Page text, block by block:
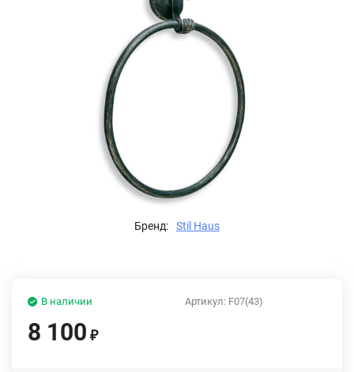
Бренд: Stil Haus
Артикул: F07(43)
В наличии
8 100 ₽